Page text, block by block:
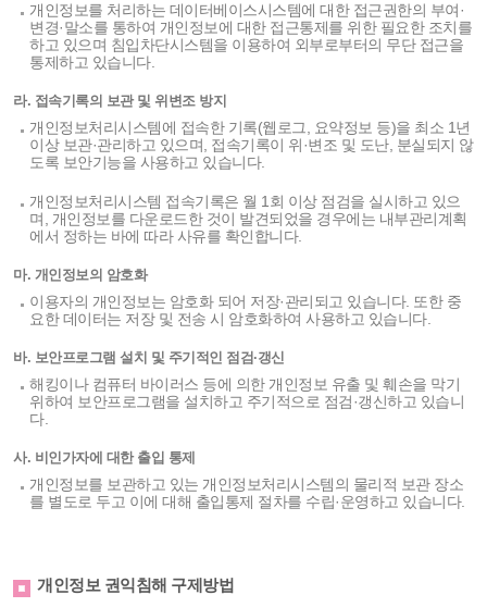
개인정보를 처리하는 데이터베이스시스템에 대한 접근권한의 부여·
변경·말소를 통하여 개인정보에 대한 접근통제를 위한 필요한 조치를
하고 있으며 침입차단시스템을 이용하여 외부로부터의 무단 접근을
통제하고 있습니다.
라. 접속기록의 보관 및 위변조 방지
개인정보처리시스템에 접속한 기록(웹로그, 요약정보 등)을 최소 1년
이상 보관·관리하고 있으며, 접속기록이 위·변조 및 도난, 분실되지 않
도록 보안기능을 사용하고 있습니다.
개인정보처리시스템 접속기록은 월 1회 이상 점검을 실시하고 있으
며, 개인정보를 다운로드한 것이 발견되었을 경우에는 내부관리계획
에서 정하는 바에 따라 사유를 확인합니다.
마. 개인정보의 암호화
이용자의 개인정보는 암호화 되어 저장·관리되고 있습니다. 또한 중
요한 데이터는 저장 및 전송 시 암호화하여 사용하고 있습니다.
바. 보안프로그램 설치 및 주기적인 점검·갱신
해킹이나 컴퓨터 바이러스 등에 의한 개인정보 유출 및 훼손을 막기
위하여 보안프로그램을 설치하고 주기적으로 점검·갱신하고 있습니
다.
사. 비인가자에 대한 출입 통제
개인정보를 보관하고 있는 개인정보처리시스템의 물리적 보관 장소
를 별도로 두고 이에 대해 출입통제 절차를 수립·운영하고 있습니다.
개인정보 권익침해 구제방법